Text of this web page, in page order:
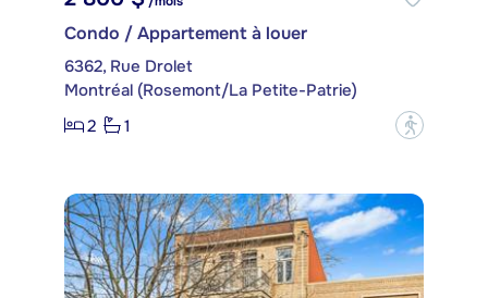
Condo / Appartement à louer
6362, Rue Drolet
Montréal (Rosemont/La Petite-Patrie)
2
1 ?